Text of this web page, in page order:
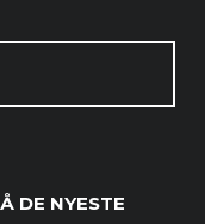
DE NYESTE